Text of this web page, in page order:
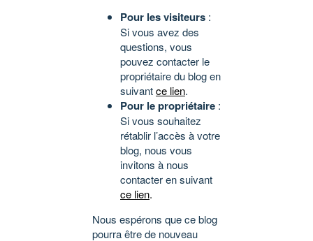
Pour les visiteurs :
Si vous avez des
questions, vous
pouvez contacter le
propriétaire du blog en
suivantce lien.
Pour le propriétaire :
Si vous souhaitez
rétablir l’accès à votre
blog, nous vous
invitons à nous
contacter en suivant
ce lien.
Nous espérons que ce blog
pourra être de nouveau